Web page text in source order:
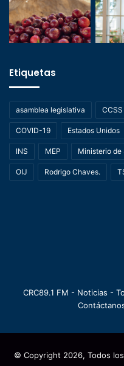
Etiquetas
asamblea legislativa CCSS
COVID-19 Estados Unidos
INS MEP Ministerio de
OIJ Rodrigo Chaves.
CRC89.1 FM - Noticias -
© Copyright 2026, Todos